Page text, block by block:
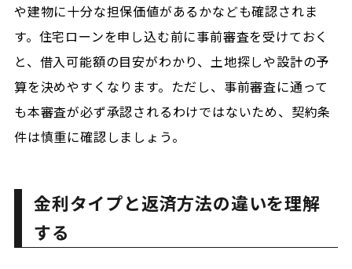
や建物に十分な担保価値があるかなども確認されま
す。住宅ローンを申し込む前に事前審査を受けておく
と、借入可能額の目安がわかり、土地探しや設計の予
算を決めやすくなります。ただし、事前審査に通って
も本審査が必ず承認されるわけではないため、契約条
件は慎重に確認しましょう。
金利タイプと返済方法の違いを理解
する